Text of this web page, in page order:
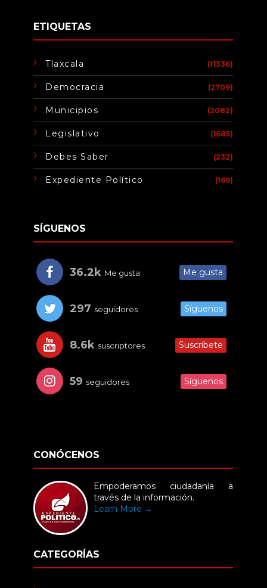
ETIQUETAS
Tlaxcala (11336)
Democracia (2709)
Municipios (2082)
Legislativo (1685)
Debes Saber (232)
Expediente Político (169)
SÍGUENOS
36.2k Me gusta Me gusta
297 seguidores Síguenos
8.6k suscriptores Suscríbete
59 seguidores Síguenos
CONÓCENOS
Empoderamos ciudadanía a
través de la información.
Learn More →
CATEGORÍAS